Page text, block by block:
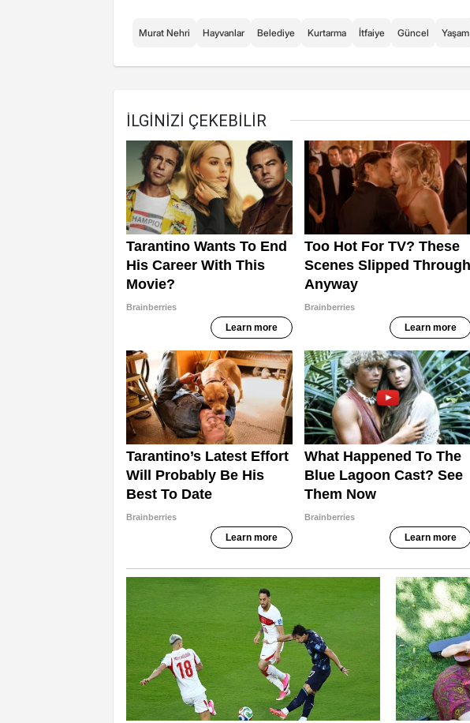
Murat Nehri Hayvanlar Belediye Kurtarma İtfaiye Güncel Yaşam